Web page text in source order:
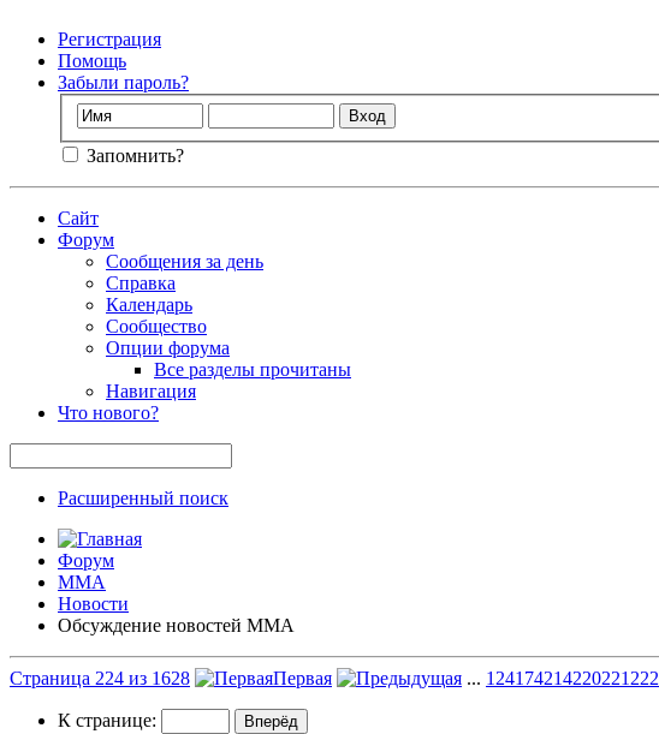
Регистрация
Помощь
Забыли пароль?
Запомнить?
Сайт
Форум
Сообщения за день
Справка
Календарь
Сообщество
Опции форума
Все разделы прочитаны
Навигация
Что нового?
Расширенный поиск
Форум
ММА
Новости
Обсуждение новостей ММА
Страница 224 из 1628 Первая ... 124174214220221 222
К странице: